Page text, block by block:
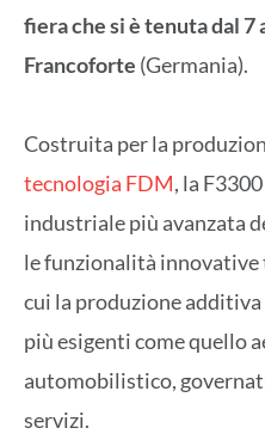
fiera che si è tenuta dal 7
Francoforte (Germania).
Costruita per la
tecnologia FDM, la
industriale più avanzata
le funzionalità
cui la produzione
più esigenti come quello
automobilistico,
servizi.